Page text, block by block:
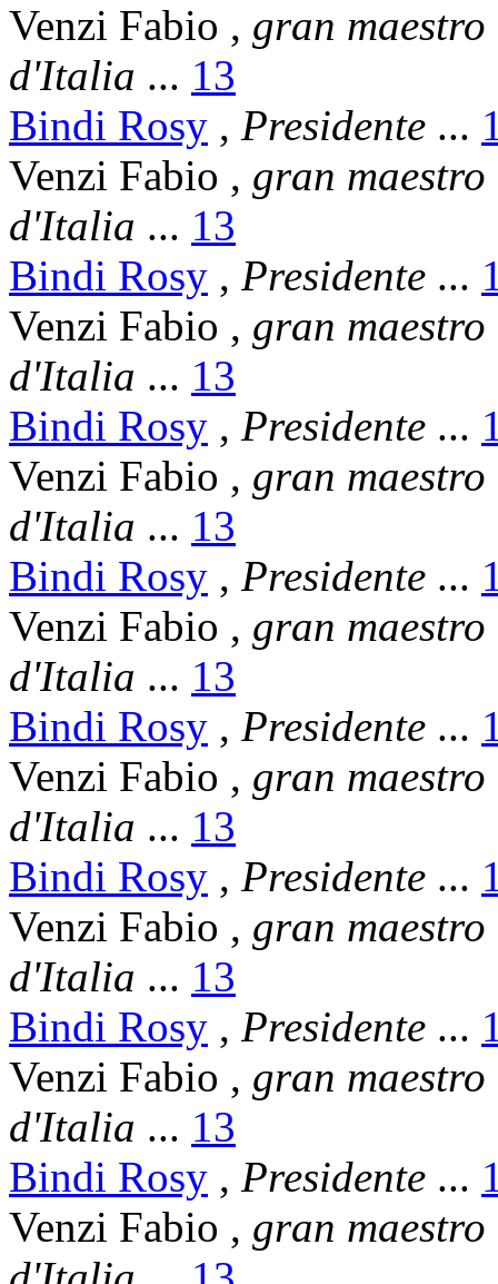
Venzi Fabio , gran
d'Italia ... 13
Bindi Rosy , Presidente ...
Venzi Fabio , gran
d'Italia ... 13
Bindi Rosy , Presidente ...
Venzi Fabio , gran
d'Italia ... 13
Bindi Rosy , Presidente ...
Venzi Fabio , gran
d'Italia ... 13
Bindi Rosy , Presidente ...
Venzi Fabio , gran
d'Italia ... 13
Bindi Rosy , Presidente ...
Venzi Fabio , gran
d'Italia ... 13
Bindi Rosy , Presidente ...
Venzi Fabio , gran
d'Italia ... 13
Bindi Rosy , Presidente ...
Venzi Fabio , gran
d'Italia ... 13
Bindi Rosy , Presidente ...
Venzi Fabio , gran